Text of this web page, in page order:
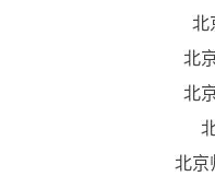
北
北
北
北京